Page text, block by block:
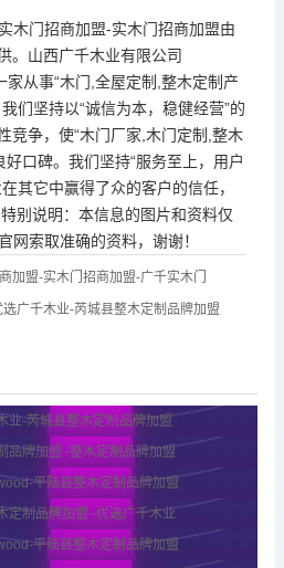
木门招商加盟-实木门招商加盟由
。山西广千木业有限公司
家从事“木门,全屋定制,整木定制产
们坚持以“诚信为本，稳健经营”的
竞争，使“木门厂家,木门定制,整木
口碑。我们坚持“服务至上，用户
其它中赢得了众的客户的信任，
别说明：本信息的图片和资料仅
网索取准确的资料，谢谢！
加盟-实木门招商加盟-广千实木门
广千木业-芮城县整木定制品牌加盟
业-芮城县整木定制品牌加盟
品牌加盟 -整木定制品牌加盟
平陆县整木定制品牌加盟
定制品牌加盟 -优选广千木业
平陆县整木定制品牌加盟